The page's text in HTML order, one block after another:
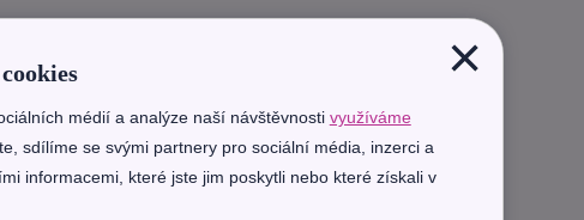
×
médií a analýze naší návštěvnosti využíváme
sdílíme se svými partnery pro sociální média, inzerci a
informacemi, které jste jim poskytli nebo které získali v